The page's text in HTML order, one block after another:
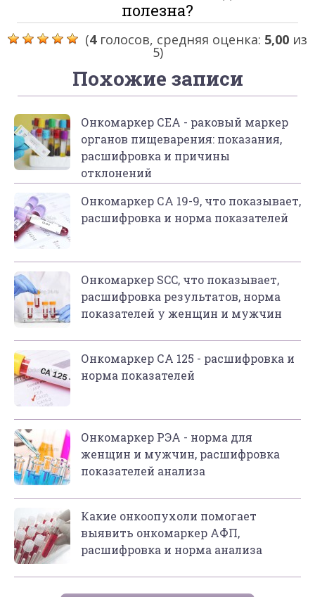
полезна?
(4голосов, средняя оценка: 5,00 из
5)
Похожие записи
Онкомаркер СЕА - раковый маркер
органов пищеварения: показания,
расшифровка и причины
отклонений
Онкомаркер СА 19-9, что показывает,
расшифровка и норма показателей
Онкомаркер SCC, что показывает,
расшифровка результатов, норма
показателей у женщин и мужчин
Онкомаркер СА 125 - расшифровка и
норма показателей
Онкомаркер РЭА - норма для
женщин и мужчин, расшифровка
показателей анализа
Какие онкоопухоли помогает
выявить онкомаркер АФП,
расшифровка и норма анализа